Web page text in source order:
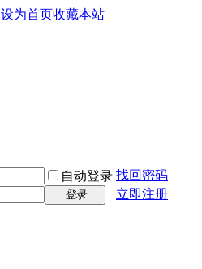
设为首页收藏本站
自动登录 找回密码
登录 立即注册